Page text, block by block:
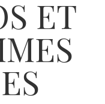
ET